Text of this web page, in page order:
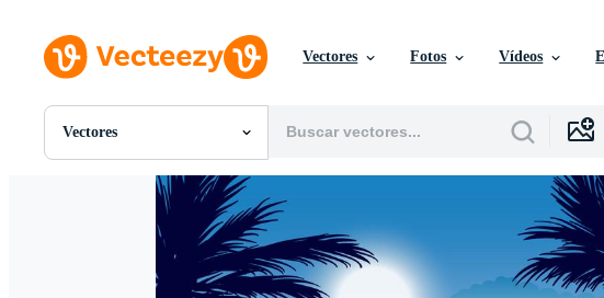
Vectores Fotos Vídeos
Vectores
Todas Imágenes